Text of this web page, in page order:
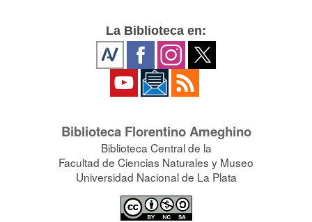
La Biblioteca en:
Biblioteca Florentino Ameghino
Biblioteca Central de la
Facultad de Ciencias Naturales y Museo
Universidad Nacional de La Plata